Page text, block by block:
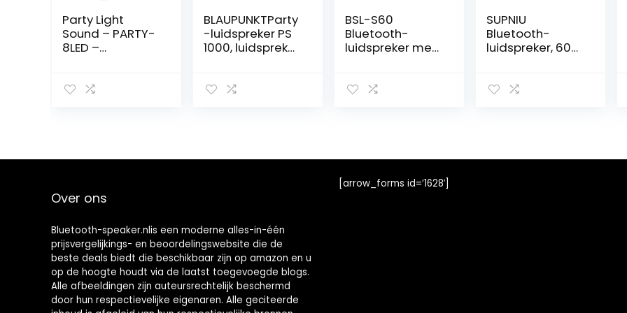
Party Light
Sound – PARTY-
8LED –
8’’/20CM –
BLAUPUNKTParty
-luidspreker PS
1000, luidspreker
met
incl. microfoon,
BSL-S60
Bluetooth-
luidspreker met
luidspreker, 2 x 15
SUPNIU
Bluetooth-
luidspreker, 60
draagbaar, met
m, krachtig, voor
Over ons
Bluetooth-speaker.nlis een moderne alles-in-één
prijsvergelijkings- en beoordelingswebsite die de
beste deals biedt die beschikbaar zijn op amazon en u
op de hoogte houdt via de laatst toegevoegde blogs.
Alle afbeeldingen zijn auteursrechtelijk beschermd
door hun respectievelijke eigenaren. Alle geciteerde
[arrow_forms id=’1628′]